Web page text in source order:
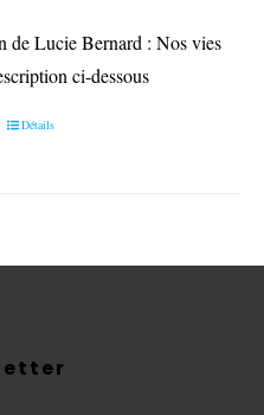
de Lucie Bernard : Nos vies
ci-dessous
Détails